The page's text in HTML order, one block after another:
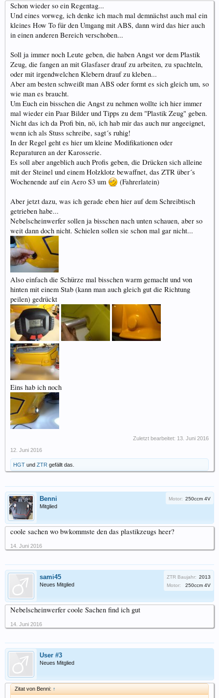
Schon wieder so ein Regentag...
Und eines vorweg, ich denke ich mach mal demnächst auch mal ein
kleines How To für den Umgang mit ABS, dann wird das hier auch
in einen anderen Bereich verschoben...
Soll ja immer noch Leute geben, die haben Angst vor dem Plastik
Zeug, die fangen an mit Glasfaser drauf zu arbeiten, zu spachteln,
oder mit irgendwelchen Klebern drauf zu kleben...
Aber am besten schweißt man ABS oder formt es sich gleich um, so
wie man es braucht.
Um Euch ein bisschen die Angst zu nehmen wollte ich hier immer
mal wieder ein Paar Bilder und Tipps zu dem "Plastik Zeug" geben.
Nicht das ich da Profi bin, nö, ich hab mir das auch nur angeeignet,
wenn ich als Stuss schreibe, sagt´s ruhig!
In der Regel geht es hier um kleine Modifikationen oder
Reparaturen an der Karosserie.
Es soll aber angeblich auch Profis geben, die Drücken sich alleine
mit der Steinel und einem Holzklotz bewaffnet, das ZTR über´s
Wochenende auf ein Aero S3 um
(Fahrerlatein)
Aber jetzt dazu, was ich gerade eben hier auf dem Schreibtisch
getrieben habe...
Nebelscheinwerfer sollen ja bisschen nach unten schauen, aber so
weit dann doch nicht. Schielen sollen sie schon mal gar nicht...
Also einfach die Schürze mal bisschen warm gemacht und von
hinten mit einem Stab (kann man auch gleich gut die Richtung
peilen) gedrückt
Eins hab ich noch
Zuletzt bearbeitet: 13. Juni 2016
12. Juni 2016
HGT und ZTR gefällt das.
Benni
Mitglied
Motor: 250ccm 4V
coole sachen wo bwkommste den das plastikzeugs heer?
14. Juni 2016
sami45
Neues Mitglied
ZTR Baujahr: 2013
Motor:
250ccm 4V
Nebelscheinwerfer coole Sachen find ich gut
14. Juni 2016
User #3
Neues Mitglied
Zitat von Benni: ↑